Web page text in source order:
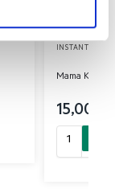
INSTANT
Mama Kimchi
15,00